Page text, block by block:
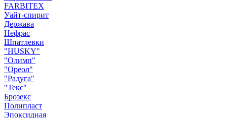
FARBITEX
Уайт-спирит
Держава
Нефрас
Шпатлевки
"HUSKY"
"Олимп"
"Ореол"
"Радуга"
"Текс"
Брозекс
Полипласт
Эпоксидная